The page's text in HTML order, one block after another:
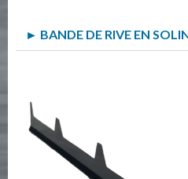
► BANDE DE RIVE EN